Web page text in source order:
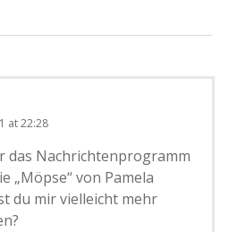
at 22:28
das Nachrichtenprogramm
„Möpse“ von Pamela
du mir vielleicht mehr